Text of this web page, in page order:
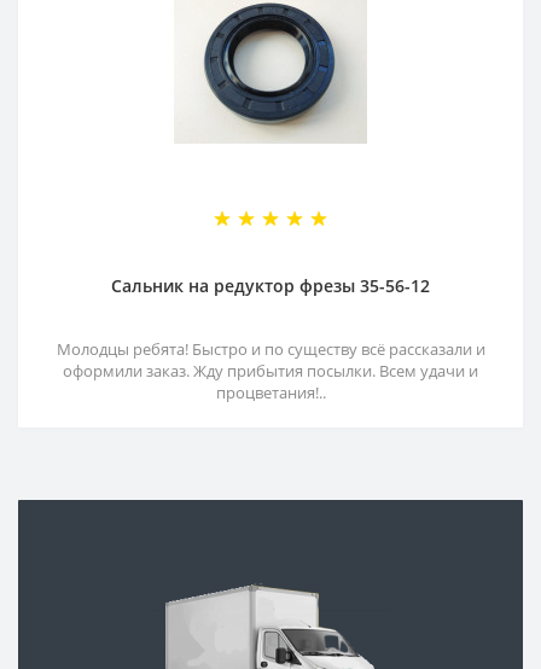
Сальник на редуктор фрезы 35-56-12
Молодцы ребята! Быстро и по существу всё рассказали и
оформили заказ. Жду прибытия посылки. Всем удачи и
процветания!..